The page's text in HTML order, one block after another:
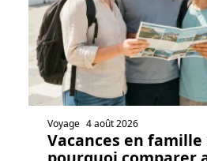
Voyage 4 août 2026
Vacances en famille